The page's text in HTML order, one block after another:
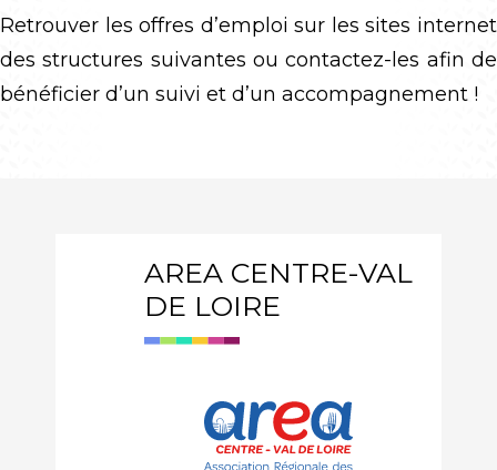
Retrouver les offres d’emploi sur les sites internet
des structures suivantes ou contactez-les afin de
bénéficier d’un suivi et d’un accompagnement !
AREA CENTRE-VAL
DE LOIRE